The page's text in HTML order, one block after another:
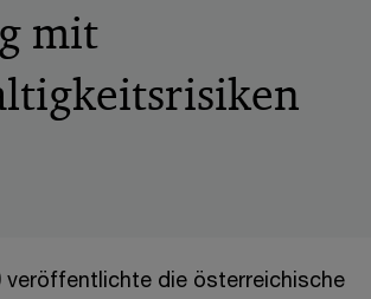
mit
veröffentlichte die österreichische